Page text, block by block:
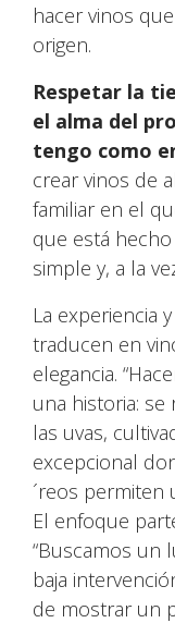
hacer vinos
origen.
Respetar la
el alma del
tengo como
crear vinos de
familiar en el
que está
simple y, a la
La experiencia
traducen en
elegancia.
una historia: se
las uvas,
excepcional
´reos permiten
El enfoque
“Buscamos un
baja
de mostrar un